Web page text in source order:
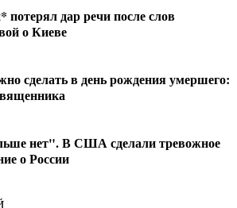
потерял дар речи после слов
о Киеве
сделать в день рождения умершего:
нет". В США сделали тревожное
о России